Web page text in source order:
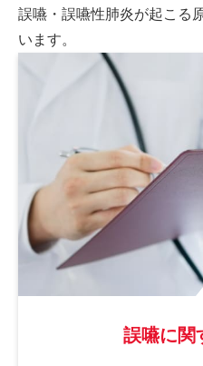
誤嚥・誤嚥性肺炎が起こる
います。
誤嚥に関